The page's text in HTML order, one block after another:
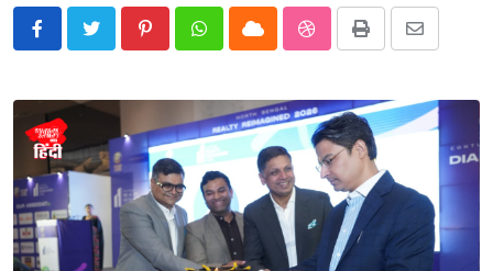
PinterestWhatsappCloud StumbleUpon
Print
Share
Email